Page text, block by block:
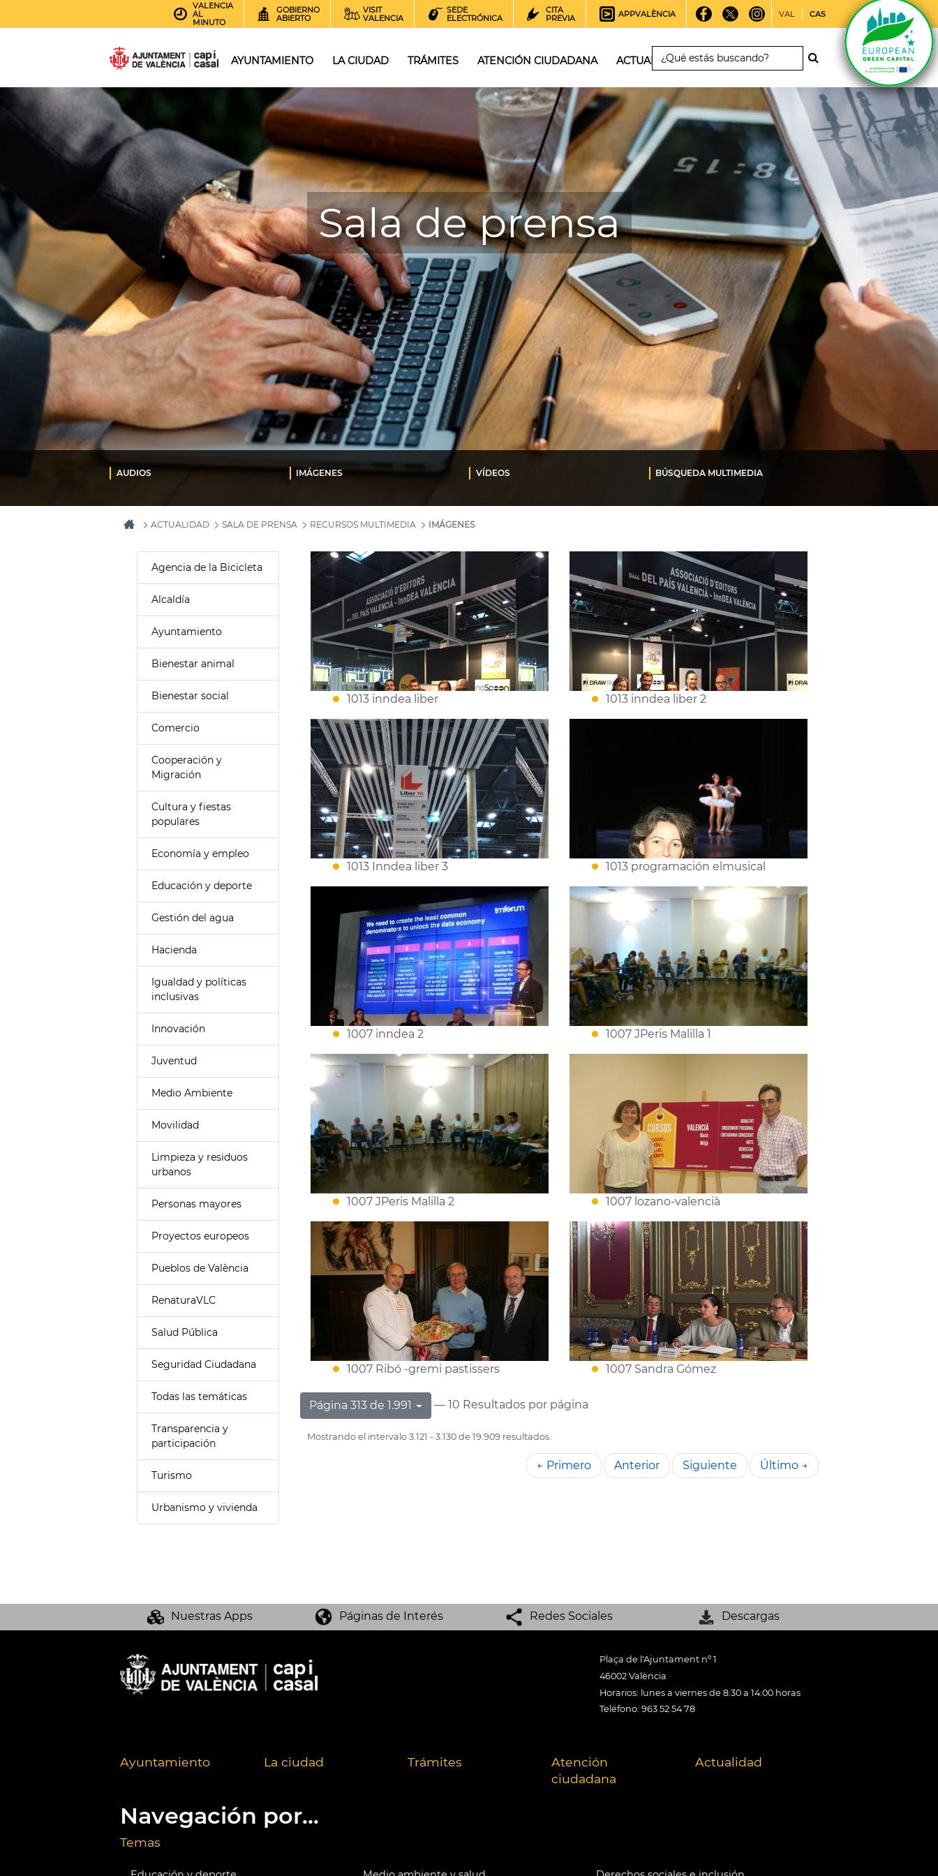
VALENCIA
AL
MINUTO
GOBIERNO
ABIERTO
VISIT
VALENCIA
SEDE
ELECTRÓNICA
CITA
PREVIA
APPVALÈNCIA VAL CAS
AYUNTAMIENTO LA CIUDAD TRÁMITES ATENCIÓN CIUDADANA ACTUALIDAD
Sala de prensa
AUDIOS IMÁGENES VÍDEOS BÚSQUEDA MULTIMEDIA
ACTUALIDAD SALA DE PRENSA RECURSOS MULTIMEDIA IMÁGENES
Agencia de la Bicicleta
Alcaldía
Ayuntamiento
Bienestar animal
Bienestar social
Comercio
Cooperación y
Migración
Cultura y fiestas
populares
Economía y empleo
Educación y deporte
Gestión del agua
Hacienda
Igualdad y políticas
inclusivas
Innovación
Juventud
Medio Ambiente
Movilidad
Limpieza y residuos
urbanos
Personas mayores
Proyectos europeos
Pueblos de València
RenaturaVLC
Salud Pública
Seguridad Ciudadana
Todas las temáticas
Transparencia y
participación
Turismo
Urbanismo y vivienda
1013 inndea liber 1013 inndea liber 2
1013 Inndea liber 3 1013 programación elmusical
1007 inndea 2 1007 JPeris Malilla 1
1007 JPeris Malilla 2 1007 lozano-valencià
1007 Ribó -gremi pastissers 1007 Sandra Gómez
Página 313 de 1.991 — 10 Resultados por página
Mostrando el intervalo 3.121 - 3.130 de 19.909 resultados.
← Primero Anterior Siguiente Último →
Nuestras Apps Páginas de Interés Redes Sociales Descargas
Plaça de l'Ajuntament nº 1
46002 València
Horarios: lunes a viernes de 8:30 a 14:00 horas
Teléfono: 963 52 54 78
Ayuntamiento La ciudad Trámites
Atención
ciudadana
Actualidad
Navegación por...
Temas